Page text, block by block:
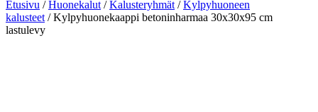
Etusivu /Huonekalut /Kalusteryhmät /Kylpyhuoneen
kalusteet / Kylpyhuonekaappi betoninharmaa 30x30x95 cm
lastulevy